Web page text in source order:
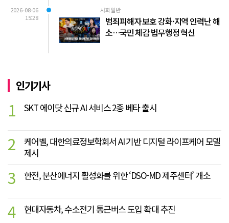
2026-08-06
15:28
사회일반
범죄피해자 보호 강화·지역 인력난 해
소…국민 체감 법무행정 혁신
인기기사
1 SKT 에이닷 신규 AI 서비스 2종 베타 출시
2
케어벨, 대한의료정보학회서 AI 기반 디지털 라이프케어 모델
제시
3 한전, 분산에너지 활성화를 위한 ‘DSO-MD 제주센터’ 개소
4 현대자동차, 수소전기 통근버스 도입 확대 추진